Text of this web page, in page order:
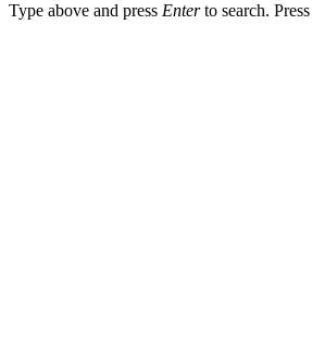
Type above and press Enterto search. Press